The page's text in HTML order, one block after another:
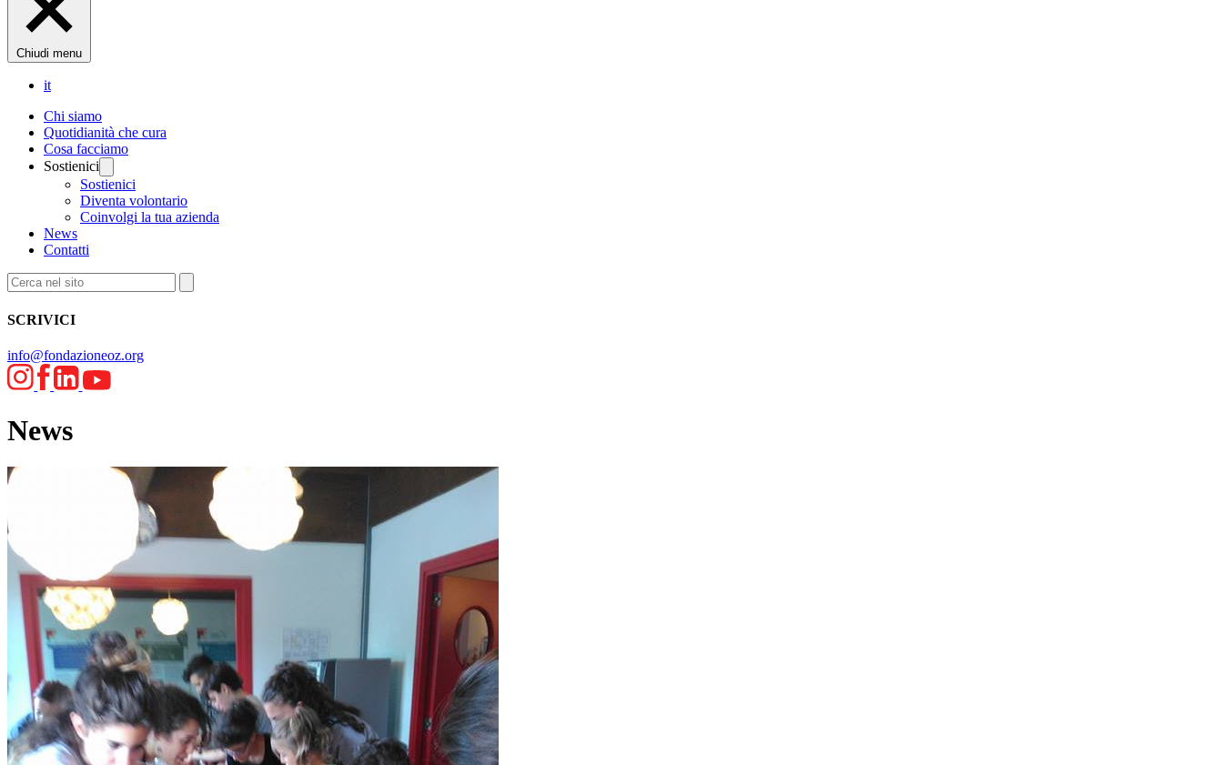
Chiudi menu
it
Chi siamo
Quotidianità che cura
Cosa facciamo
Sostienici
Sostienici
Diventa volontario
Coinvolgi la tua azienda
News
Contatti
SCRIVICI
info@fondazioneoz.org
News